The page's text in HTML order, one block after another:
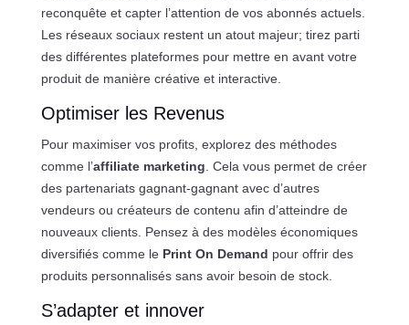
reconquête et capter l’attention de vos abonnés actuels.
Les réseaux sociaux restent un atout majeur; tirez parti
des différentes plateformes pour mettre en avant votre
produit de manière créative et interactive.
Optimiser les Revenus
Pour maximiser vos profits, explorez des méthodes
comme l’affiliate marketing . Cela vous permet de créer
des partenariats gagnant-gagnant avec d’autres
vendeurs ou créateurs de contenu afin d’atteindre de
nouveaux clients. Pensez à des modèles économiques
diversifiés comme le Print On Demand pour offrir des
produits personnalisés sans avoir besoin de stock.
S’adapter et innover